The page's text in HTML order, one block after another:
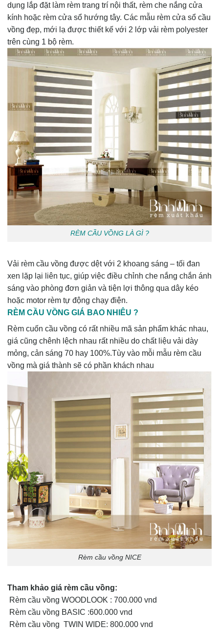
dụng lắp đặt làm rèm trang trí nội thất, rèm che nắng cửa
kính hoặc rèm cửa sổ hướng tây. Các mẫu rèm cửa sổ cầu
vồng đẹp, mới lạ được thiết kế với 2 lớp vải rèm polyester
trên cùng 1 bộ rèm.
RÈM CẦU VỒNG LÀ GÌ ?
Vải rèm cầu vồng được dệt với 2 khoang sáng – tối đan
xen lặp lại liên tục, giúp việc điều chỉnh che nắng chắn ánh
sáng vào phòng đơn giản và tiện lợi thông qua dây kéo
hoặc motor rèm tự động chạy điện.
RÈM CẦU VỒNG GIÁ BAO NHIÊU ?
Rèm cuốn cầu vồng có rất nhiều mã sản phẩm khác nhau,
giá cũng chênh lệch nhau rất nhiều do chất liệu vải dày
mỏng, cản sáng 70 hay 100%.Tùy vào mỗi mẫu rèm cầu
vồng mà giá thành sẽ có phần khách nhau
Rèm cầu vồng NICE
Tham khảo giá rèm cầu vồng:
Rèm cầu vồng WOODLOOK : 700.000 vnd
Rèm cầu vồng BASIC :600.000 vnd
Rèm cầu vồng TWIN WIDE: 800.000 vnd